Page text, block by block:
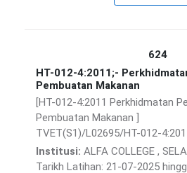
624
HT-012-4:2011;-
Pembuatan Makanan
[HT-012-4:2011 Perkhidmatan
Pembuatan Makanan ]
TVET(S1)/L02695/HT-012-
Institusi: ALFA COLLEGE ,
Tarikh Latihan: 21-07-2025